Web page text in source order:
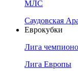
МЛС
Саудовская
Еврокубки
Лига
Лига Европы